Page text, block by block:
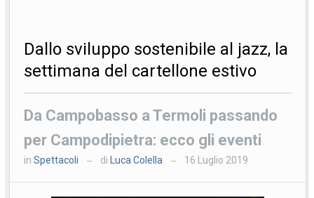
Dallo sviluppo sostenibile al jazz, la
settimana del cartellone estivo
Da Campobasso a Termoli passando
per Campodipietra: ecco gli eventi
inSpettacoli — di Luca Colella — 16 Luglio 2019